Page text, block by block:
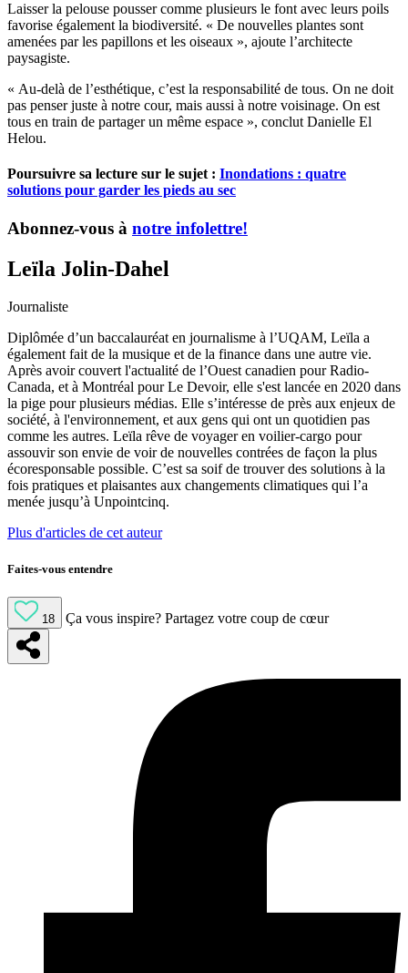
Laisser la pelouse pousser comme plusieurs le font avec leurs poils
favorise également la biodiversité. « De nouvelles plantes sont
amenées par les papillons et les oiseaux », ajoute l’architecte
paysagiste.
« Au-delà de l’esthétique, c’est la responsabilité de tous. On ne doit
pas penser juste à notre cour, mais aussi à notre voisinage. On est
tous en train de partager un même espace », conclut Danielle El
Helou.
Poursuivre sa lecture sur le sujet : Inondations : quatre
solutions pour garder les pieds au sec
Abonnez-vous à notre infolettre!
Leïla Jolin-Dahel
Journaliste
Diplômée d’un baccalauréat en journalisme à l’UQAM, Leïla a
également fait de la musique et de la finance dans une autre vie.
Après avoir couvert l'actualité de l’Ouest canadien pour Radio-
Canada, et à Montréal pour Le Devoir, elle s'est lancée en 2020 dans
la pige pour plusieurs médias. Elle s’intéresse de près aux enjeux de
société, à l'environnement, et aux gens qui ont un quotidien pas
comme les autres. Leïla rêve de voyager en voilier-cargo pour
assouvir son envie de voir de nouvelles contrées de façon la plus
écoresponsable possible. C’est sa soif de trouver des solutions à la
fois pratiques et plaisantes aux changements climatiques qui l’a
menée jusqu’à Unpointcinq.
Plus d'articles de cet auteur
Faites-vous entendre
18 Ça vous inspire? Partagez votre coup de cœur